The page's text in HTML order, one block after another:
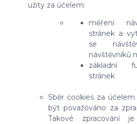
užity za účelem:
měření
stránek a
se
návštěvníků
základní
stránek
Sběr cookies za
být považováno za
Takové zpracování